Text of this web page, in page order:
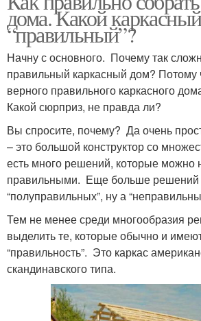
дома. Какой
“правильный”?
Начну с основного. Почему так
правильный каркасный дом? Потому
верного правильного каркасного
Какой сюрприз, не правда ли?
Вы спросите, почему? Да очень
– это большой конструктор со
есть много решений, которые можно
правильными. Еще больше решений
“полуправильных”, ну а
Тем не менее среди многообразия
выделить те, которые обычно и
“правильность”. Это каркас
скандинавского типа.